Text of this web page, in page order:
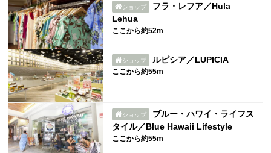
ショップ
フラ・レフア／Hula
Lehua
ここから約52m
ショップ ルピシア／LUPICIA
ここから約55m
ショップ
ブルー・ハワイ・ライフス
タイル／Blue Hawaii Lifestyle
ここから約55m